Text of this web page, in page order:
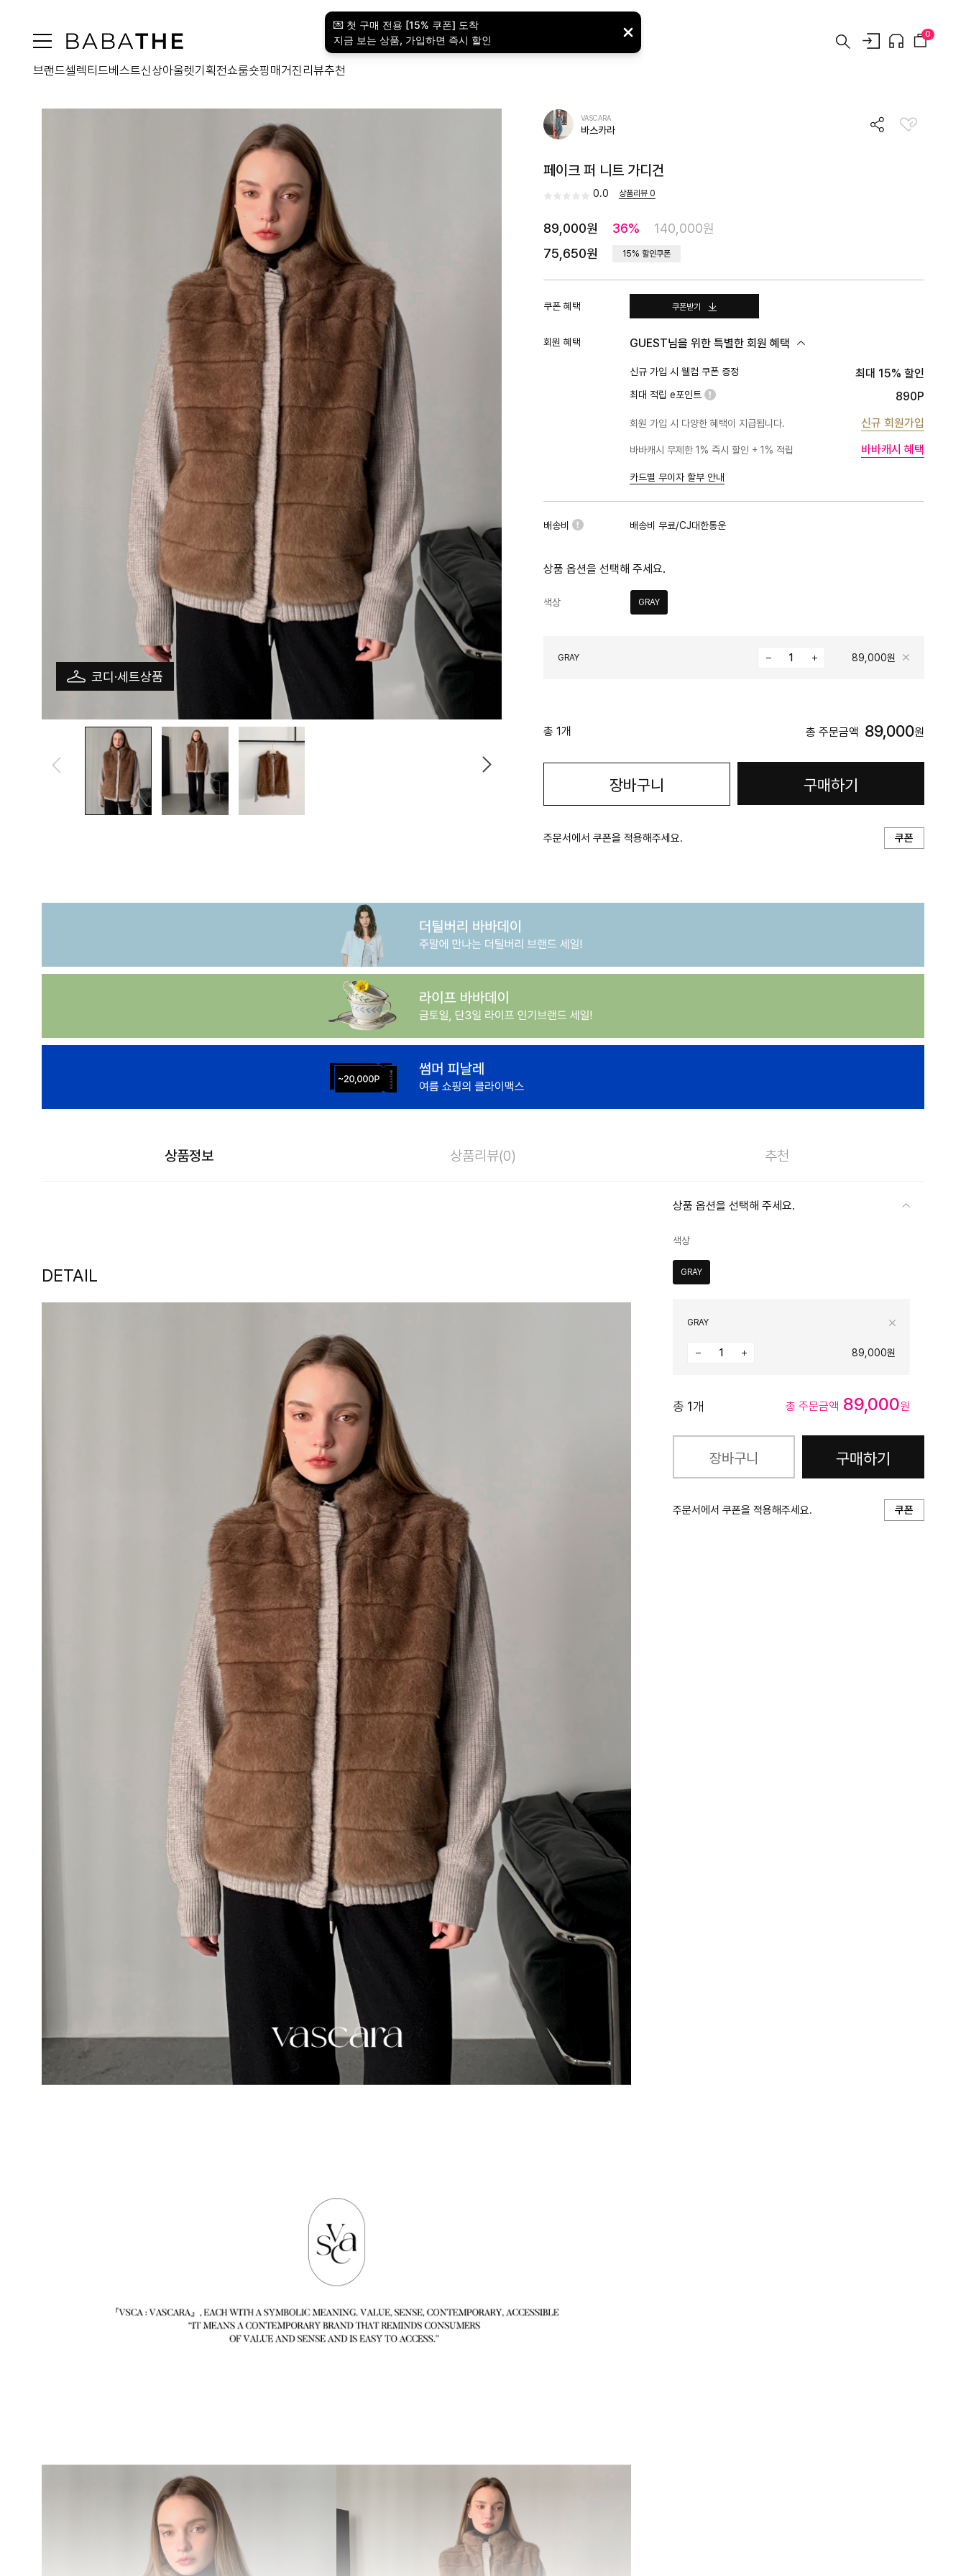
0
브랜드셀렉티드베스트신상아울렛기획전쇼룸숏핑 매거진 리뷰추천
코디·세트상품
VASCARA
바스카라
페이크 퍼 니트 가디건
0.0 상품리뷰 0
89,000원 36%
140,000원
75,650원
15% 할인쿠폰
쿠폰 혜택 쿠폰받기
회원 혜택 GUEST님을 위한 특별한 회원 혜택
신규 가입 시 웰컴 쿠폰 증정 최대 15% 할인
최대 적립 e포인트
PLATINUM
1%
BLACK
890P
회원 가입 시 다양한 혜택이 지급됩니다. 신규 회원가입
바바캐시 무제한 1% 즉시 할인 + 1% 적립 바바캐시 혜택
카드별 무이자 할부 안내
배송비 배송비 무료/CJ대한통운
상품 옵션을 선택해 주세요.
색상 GRAY
GRAY 89,000원
총 1개 총 주문금액 89,000원
장바구니 구매하기
주문서에서 쿠폰을 적용해주세요. 쿠폰
상품정보 상품리뷰(0) 추천
DETAIL
상품 옵션을 선택해 주세요.
색상
GRAY
GRAY
89,000원
총 1개 총 주문금액 89,000원
장바구니 구매하기
주문서에서 쿠폰을 적용해주세요. 쿠폰